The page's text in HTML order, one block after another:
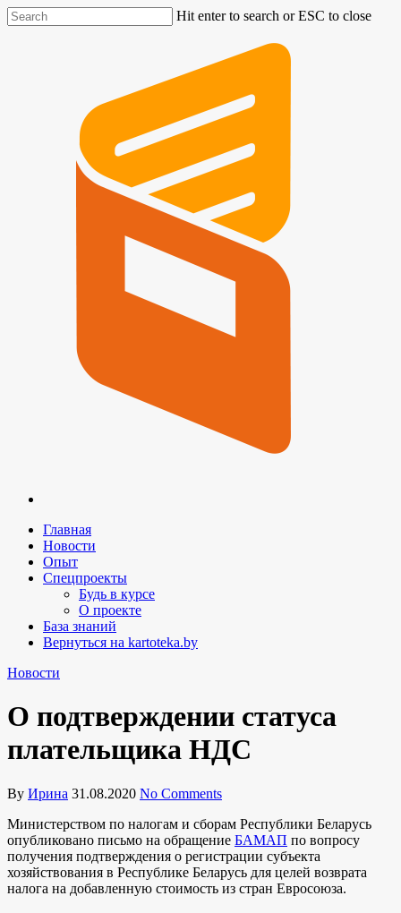
Hit enter to search or ESC to close
Главная
Новости
Опыт
Спецпроекты
Будь в курсе
О проекте
База знаний
Вернуться на kartoteka.by
Новости
О подтверждении статуса
плательщика НДС
By Ирина 31.08.2020 No Comments
Министерством по налогам и сборам Республики Беларусь
опубликовано письмо на обращение БАМАП по вопросу
получения подтверждения о регистрации субъекта
хозяйствования в Республике Беларусь для целей возврата
налога на добавленную стоимость из стран Евросоюза.